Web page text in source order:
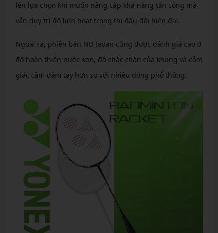
lên lựa chọn khi muốn nâng cấp khả năng tấn công mà
vẫn duy trì độ linh hoạt trong thi đấu đôi hiện đại.
Ngoài ra, phiên bản ND Japan cũng được đánh giá cao ở
độ hoàn thiện nước sơn, độ chắc chắn của khung và cảm
giác cầm đầm tay hơn so với nhiều dòng phổ thông.